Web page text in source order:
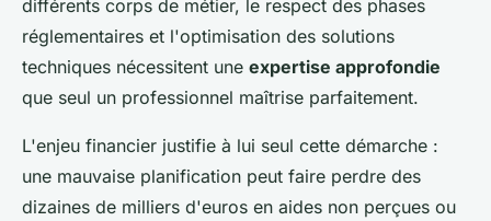
différents corps de métier, le respect des phases
réglementaires et l'optimisation des solutions
techniques nécessitent une expertise approfondie
que seul un professionnel maîtrise parfaitement.
L'enjeu financier justifie à lui seul cette démarche :
une mauvaise planification peut faire perdre des
dizaines de milliers d'euros en aides non perçues ou